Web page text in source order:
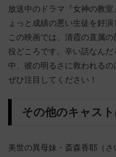
放送中のドラマ『女神の教
ょっと成績の悪い生徒を好演
この映画では、清霞の直属
役どころです。辛い話なん
中、彼の明るさに救われるの
ぜひ注目してください！
その他のキャスト
美世の異母妹・斎森香耶（